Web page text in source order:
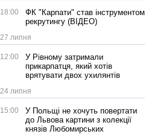
18:00
ФК "Карпати" став інструментом
рекрутингу (ВІДЕО)
27 липня
12:00
У Рівному затримали
прикарпатця, який хотів
врятувати двох ухилянтів
24 липня
15:00
У Польщі не хочуть повертати
до Львова картини з колекції
князів Любомирських